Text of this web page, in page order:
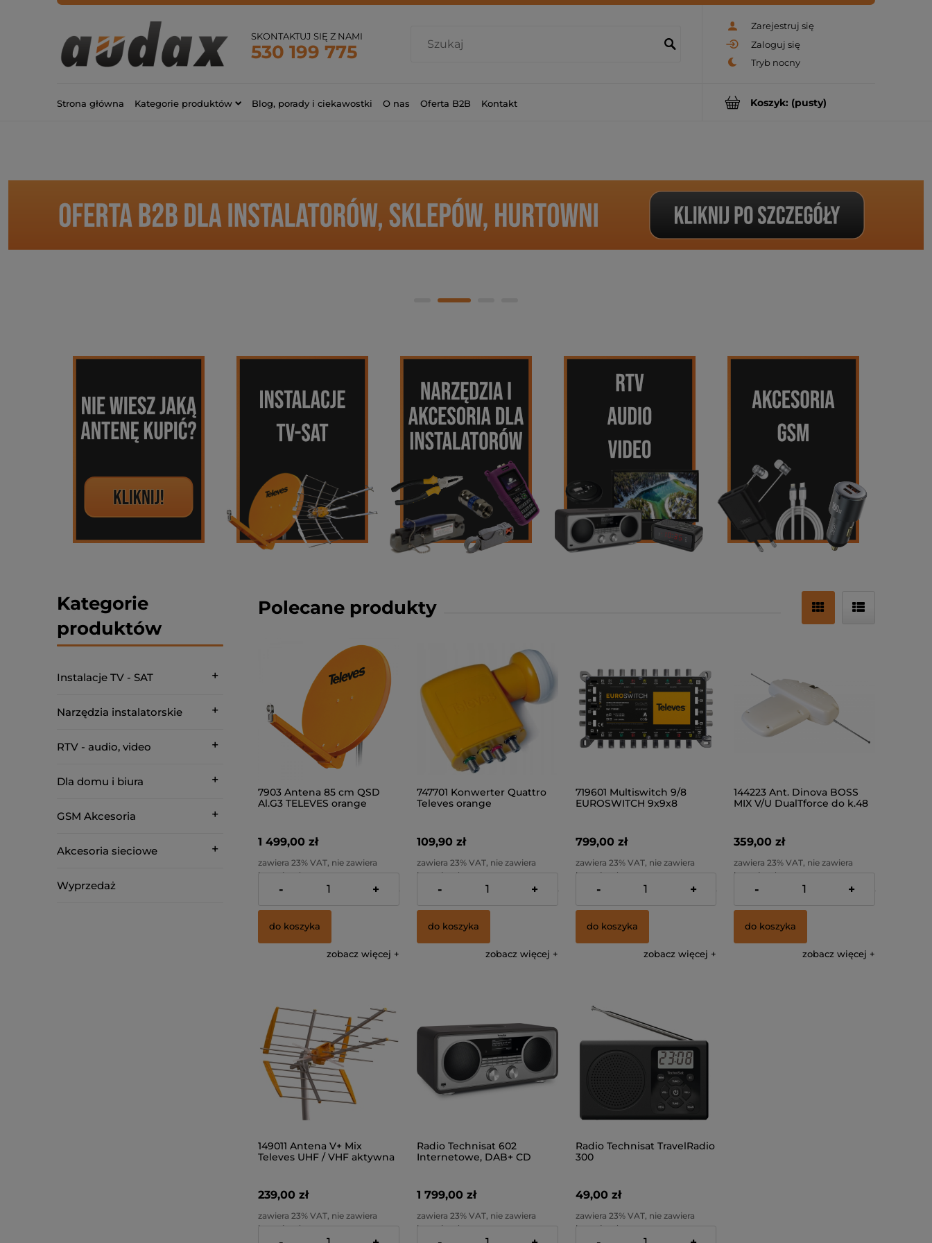
Zarejestruj się
Zaloguj się
SKONTAKTUJ SIĘ Z NAMI
530 199 775
Koszyk: (pusty)
Strona główna Kategorie produktów Blog, porady i ciekawostki O nas Oferta B2B Kontakt
Kategorie
produktów
Instalacje TV - SAT
Narzędzia instalatorskie
RTV - audio, video
Dla domu i biura
GSM Akcesoria
Akcesoria sieciowe
Wyprzedaż
Polecane produkty
7903 Antena 85 cm QSD
Al.G3 TELEVES orange
1 499,00 zł
zawiera 23% VAT, nie zawiera
kosztów dostawy
Cena netto:
1 218,70 zł
- +
do koszyka
zobacz więcej
747701 Konwerter Quattro
Televes orange
109,90 zł
zawiera 23% VAT, nie zawiera
kosztów dostawy
Cena netto:
89,35 zł
- +
do koszyka
zobacz więcej
719601 Multiswitch 9/8
EUROSWITCH 9x9x8
799,00 zł
zawiera 23% VAT, nie zawiera
kosztów dostawy
Cena netto:
649,59 zł
- +
do koszyka
zobacz więcej
144223 Ant. Dinova BOSS
MIX V/U DualTforce do k.48
359,00 zł
zawiera 23% VAT, nie zawiera
kosztów dostawy
Cena netto:
291,87 zł
- +
do koszyka
zobacz więcej
149011 Antena V+ Mix
Televes UHF / VHF aktywna
239,00 zł
zawiera 23% VAT, nie zawiera
kosztów dostawy
Radio Technisat 602
Internetowe, DAB+ CD
1 799,00 zł
zawiera 23% VAT, nie zawiera
kosztów dostawy
Radio Technisat TravelRadio
300
49,00 zł
zawiera 23% VAT, nie zawiera
kosztów dostawy